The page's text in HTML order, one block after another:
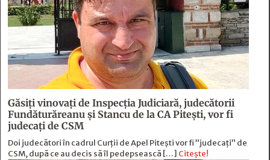
Găsiți vinovați de Inspecția Judiciară, judecătorii
Fundăturăreanu și Stancu de la CA Pitești, vor fi
judecați de CSM
Doi judecători în cadrul Curții de Apel Pitești vor fi ”judecați” de
CSM, după ce au decis să îl pedepsească […] Citește!